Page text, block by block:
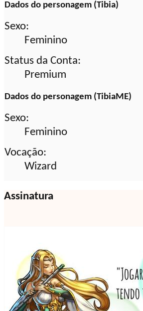
Dados do personagem (Tibia)
Sexo:
Feminino
Status da Conta:
Premium
Dados do personagem (TibiaME)
Sexo:
Feminino
Vocação:
Wizard
Assinatura